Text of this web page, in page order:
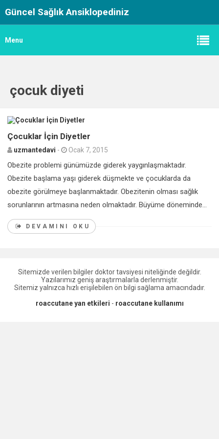
Güncel Sağlık Ansiklopediniz
Menu
çocuk diyeti
Çocuklar İçin Diyetler
uzmantedavi - Ocak 7, 2015
Obezite problemi günümüzde giderek yaygınlaşmaktadır.
Obezite başlama yaşı giderek düşmekte ve çocuklarda da
obezite görülmeye başlanmaktadır. Obezitenin olması sağlık
sorunlarının artmasına neden olmaktadır. Büyüme döneminde...
DEVAMINI OKU
Sitemizde verilen bilgiler doktor tavsiyesi niteliğinde değildir.
Yazılarımız geniş araştırmalarla derlenmiştir.
Sitemiz yalnızca hızlı erişilebilen ön bilgi sağlama amacındadır.
roaccutane yan etkileri - roaccutane kullanımı